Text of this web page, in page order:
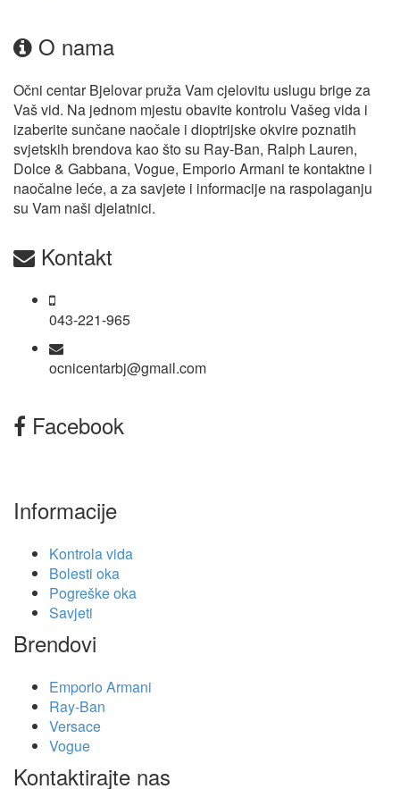
O nama
Očni centar Bjelovar pruža Vam cjelovitu uslugu brige za
Vaš vid. Na jednom mjestu obavite kontrolu Vašeg vida i
izaberite sunčane naočale i dioptrijske okvire poznatih
svjetskih brendova kao što su Ray-Ban, Ralph Lauren,
Dolce & Gabbana, Vogue, Emporio Armani te kontaktne i
naočalne leće, a za savjete i informacije na raspolaganju
su Vam naši djelatnici.
Kontakt
043-221-965
ocnicentarbj@gmail.com
Facebook
Informacije
Kontrola vida
Bolesti oka
Pogreške oka
Savjeti
Brendovi
Emporio Armani
Ray-Ban
Versace
Vogue
Kontaktirajte nas